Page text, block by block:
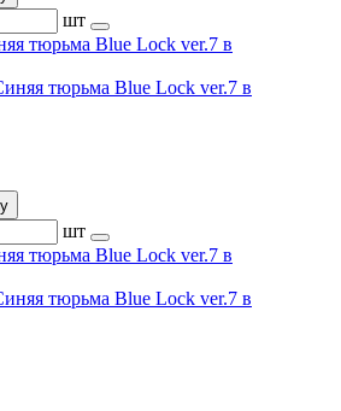
шт
тюрьма Blue Lock ver.7 в
шт
тюрьма Blue Lock ver.7 в